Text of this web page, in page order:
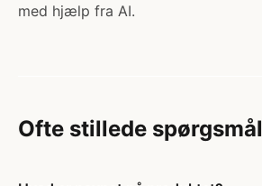
med hjælp fra AI.
Ofte stillede spørgsmål